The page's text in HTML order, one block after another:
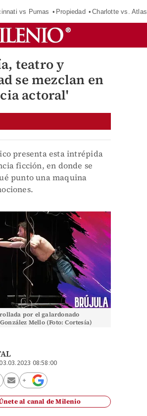
vs Pumas Propiedad Charlotte vs. Atlas
teatro y
se mezclan en
actoral'
presenta esta intrépida
ficción, en donde se
punto una maquina
por el galardonado
Mello (Foto: Cortesía)
08:58:00
al canal de Milenio